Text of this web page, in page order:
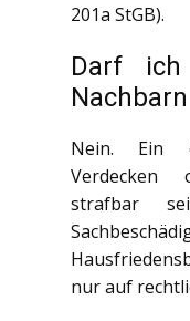
201a StGB).
Darf
Nein. Ein
Verdecken
strafbar
nur auf